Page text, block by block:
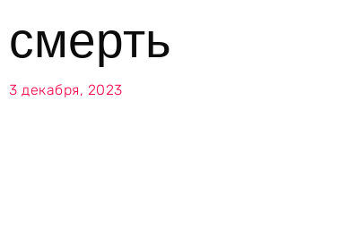
смерть
3 декабря, 2023